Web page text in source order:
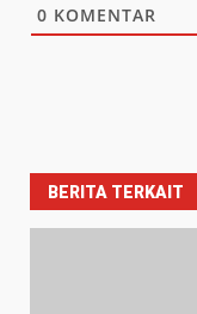
0 KOMENTAR
BERITA TERKAIT